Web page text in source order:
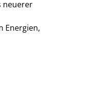
neuerer
Energien,